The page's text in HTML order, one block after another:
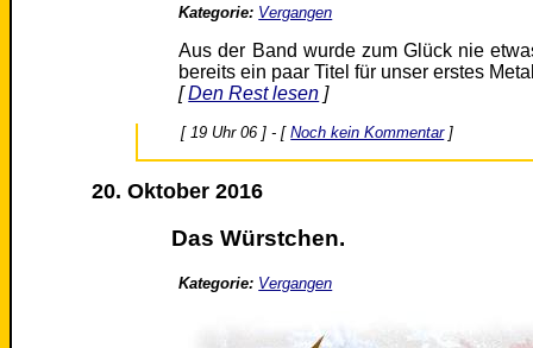
Kategorie: Vergangen
Aus der Band wurde zum Glück nie
bereits ein paar Titel für unser erstes
[Den Rest lesen ]
[ 19 Uhr 06 ] - [Noch kein Kommentar]
20. Oktober 2016
Das Würstchen.
Kategorie: Vergangen